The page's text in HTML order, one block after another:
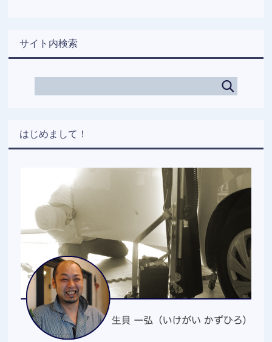
サイト内検索
はじめまして！